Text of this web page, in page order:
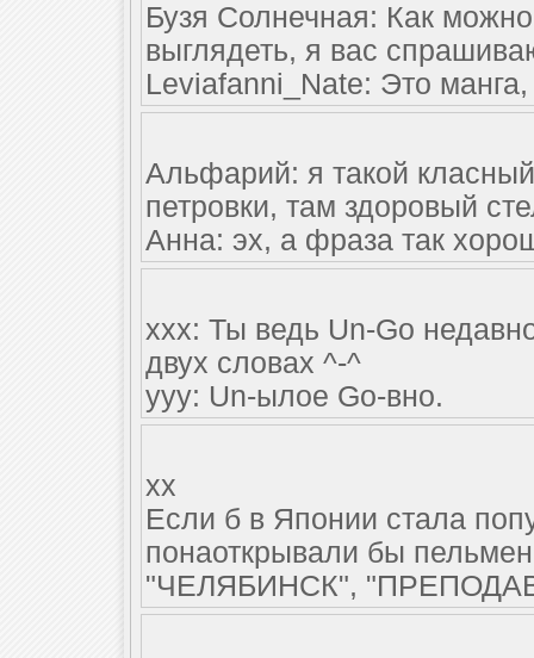
Бузя Солнечная: Как
выглядеть, я вас
Leviafanni_Nate: Это манга,
Альфарий: я такой
петровки, там здоровый
Анна: эх, а фраза так
xxx: Ты ведь Un-Go
двух словах ^-^
yyy: Un-ылое Go-вно.
xx
Если б в Японии стала
понаоткрывали бы
"ЧЕЛЯБИНСК",